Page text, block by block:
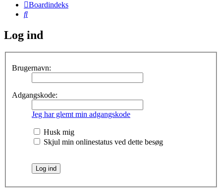
Boardindeks
Søg
Log ind
Brugernavn:
Adgangskode:
Jeg har glemt min adgangskode
Husk mig
Skjul min onlinestatus ved dette besøg